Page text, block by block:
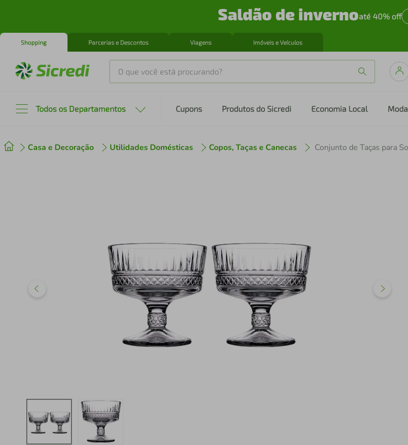
Saldão de invernoaté 40% off
Shopping Parcerias e Descontos Viagens Imóveis e Veículos
O que você está procurando?
Todos os Departamentos Cupons Produtos do Sicredi Economia Local Moda
Casa e Decoração Utilidades Domésticas Copos, Taças e Canecas
º cafeteira